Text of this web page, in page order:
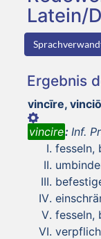
Latein/
Ergebnis
vincīre,
vincire: Inf.
fesseln,
fesseln,